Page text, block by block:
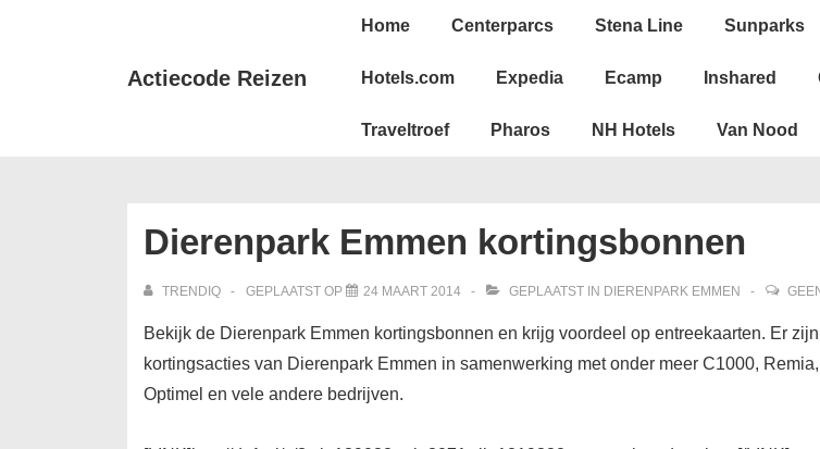
Actiecode Reizen
Hoofd
Home Centerparcs Stena Line Sunparks
Hotels.com Expedia Ecamp Inshared
Traveltroef Pharos NH Hotels Van Nood
Dierenpark Emmen kortingsbonnen
TRENDIQ GEPLAATST OP 24 MAART 2014 GEPLAATST IN DIERENPARK EMMEN
Bekijk de Dierenpark Emmen kortingsbonnen en krijg voordeel op entreekaarten. Er
kortingsacties van Dierenpark Emmen in samenwerking met onder meer C1000,
Optimel en vele andere bedrijven.